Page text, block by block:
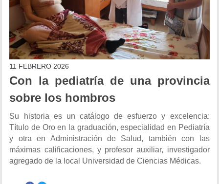
11 FEBRERO 2026
Con la pediatría de una provincia
sobre los hombros
Su historia es un catálogo de esfuerzo y excelencia:
Título de Oro en la graduación, especialidad en Pediatría
y otra en Administración de Salud, también con las
máximas calificaciones, y profesor auxiliar, investigador
agregado de la local Universidad de Ciencias Médicas.